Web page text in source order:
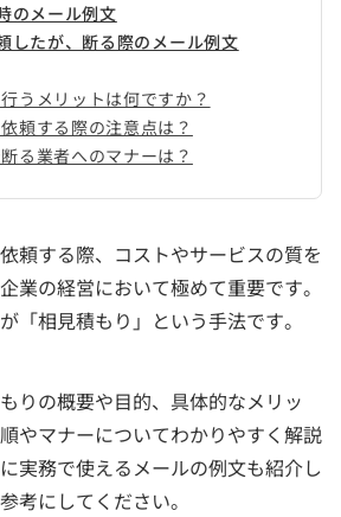
のメール例文
したが、断る際のメール例文
うメリットは何ですか？
頼する際の注意点は？
る業者へのマナーは？
頼する際、コストやサービスの質を
業の経営において極めて重要です。
「相見積もり」という手法です。
りの概要や目的、具体的なメリッ
やマナーについてわかりやすく解説
実務で使えるメールの例文も紹介し
考にしてください。